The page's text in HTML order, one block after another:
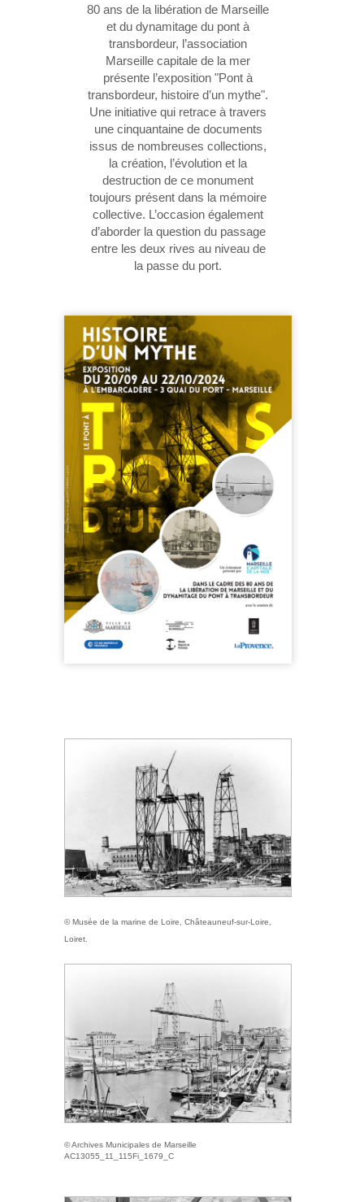
80 ans de la libération de Marseille
et du dynamitage du pont à
transbordeur, l’association
Marseille capitale de la mer
présente l’exposition "Pont à
transbordeur, histoire d’un mythe".
Une initiative qui retrace à travers
une cinquantaine de documents
issus de nombreuses collections,
la création, l’évolution et la
destruction de ce monument
toujours présent dans la mémoire
collective. L’occasion également
d’aborder la question du passage
entre les deux rives au niveau de
la passe du port.
© Musée de la marine de Loire, Châteauneuf-sur-Loire,
Loiret.
© Archives Municipales de Marseille
AC13055_11_115Fi_1679_C